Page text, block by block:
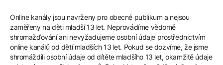
Online kanály jsou navrženy pro obecné publikum a nejsou
zaměřeny na děti mladší 13 let. Neprovádíme vědomě
shromažďování ani nevyžadujeme osobní údaje prostřednictvím
online kanálů od dětí mladších 13 let. Pokud se dozvíme, že jsme
shromáždili osobní údaje od dítěte mladšího 13 let, okamžitě údaje